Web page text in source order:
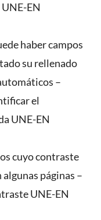
EN
haber campos
su rellenado
–
el
UNE-EN
cuyo contraste
páginas –
UNE-EN